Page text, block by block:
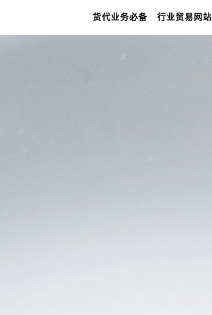
货代业务必备 行业贸易网站